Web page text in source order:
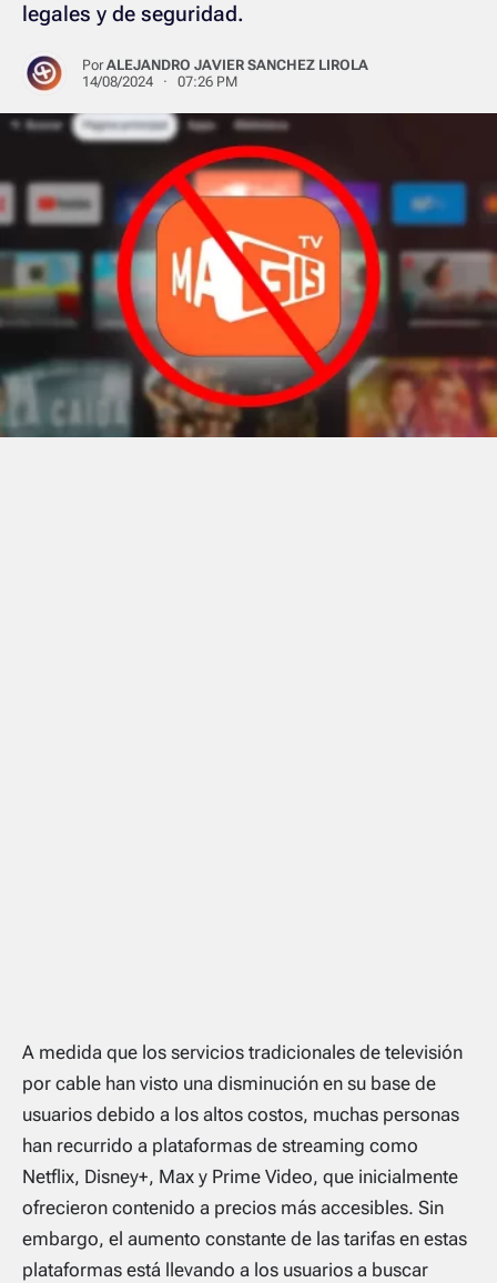
legales y de seguridad.
PorALEJANDRO JAVIER SANCHEZ LIROLA
14/08/2024 · 07:26 PM
A medida que los servicios tradicionales de televisión
por cable han visto una disminución en su base de
usuarios debido a los altos costos, muchas personas
han recurrido a plataformas de streaming como
Netflix, Disney+, Max y Prime Video, que inicialmente
ofrecieron contenido a precios más accesibles. Sin
embargo, el aumento constante de las tarifas en estas
plataformas está llevando a los usuarios a buscar